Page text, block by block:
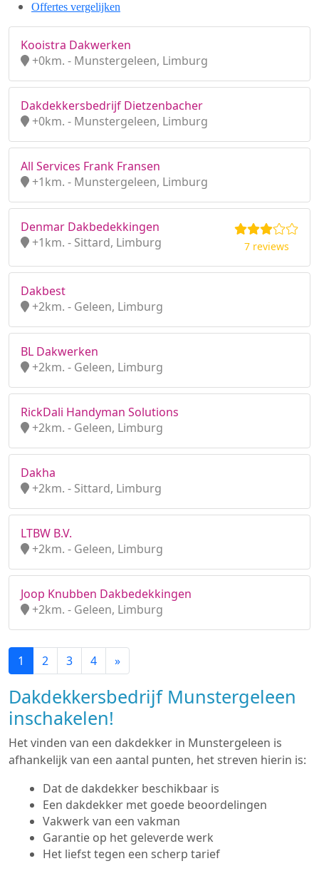
Offertes vergelijken
Kooistra Dakwerken
+0km. - Munstergeleen, Limburg
Dakdekkersbedrijf Dietzenbacher
+0km. - Munstergeleen, Limburg
All Services Frank Fransen
+1km. - Munstergeleen, Limburg
Denmar Dakbedekkingen
+1km. - Sittard, Limburg
7 reviews
Dakbest
+2km. - Geleen, Limburg
BL Dakwerken
+2km. - Geleen, Limburg
RickDali Handyman Solutions
+2km. - Geleen, Limburg
Dakha
+2km. - Sittard, Limburg
LTBW B.V.
+2km. - Geleen, Limburg
Joop Knubben Dakbedekkingen
+2km. - Geleen, Limburg
1 2 3 4 »
Dakdekkersbedrijf Munstergeleen
inschakelen!
Het vinden van een dakdekker in Munstergeleen is
afhankelijk van een aantal punten, het streven hierin is:
Dat de dakdekker beschikbaar is
Een dakdekker met goede beoordelingen
Vakwerk van een vakman
Garantie op het geleverde werk
Het liefst tegen een scherp tarief